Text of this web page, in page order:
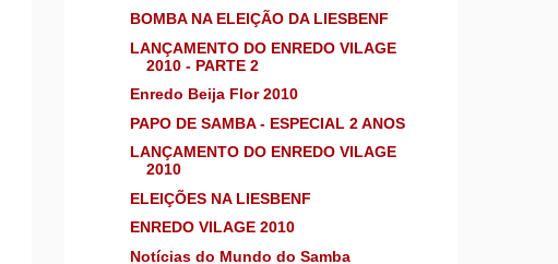
BOMBA NA ELEIÇÃO DA LIESBENF
LANÇAMENTO DO ENREDO VILAGE
2010 - PARTE 2
Enredo Beija Flor 2010
PAPO DE SAMBA - ESPECIAL 2 ANOS
LANÇAMENTO DO ENREDO VILAGE
2010
ELEIÇÕES NA LIESBENF
ENREDO VILAGE 2010
Notícias do Mundo do Samba